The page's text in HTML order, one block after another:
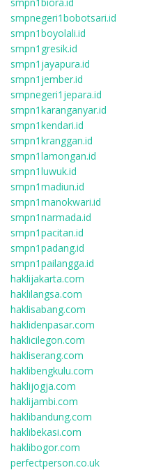
smpnegeri1bobotsari.id
smpn1boyolali.id
smpn1gresik.id
smpn1jayapura.id
smpn1jember.id
smpnegeri1jepara.id
smpn1karanganyar.id
smpn1kendari.id
smpn1kranggan.id
smpn1lamongan.id
smpn1luwuk.id
smpn1madiun.id
smpn1manokwari.id
smpn1narmada.id
smpn1pacitan.id
smpn1padang.id
smpn1pailangga.id
haklijakarta.com
haklilangsa.com
haklisabang.com
haklidenpasar.com
haklicilegon.com
hakliserang.com
haklibengkulu.com
haklijogja.com
haklijambi.com
haklibandung.com
haklibekasi.com
haklibogor.com
perfectperson.co.uk